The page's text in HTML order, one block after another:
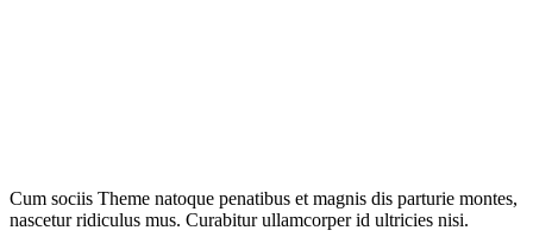
Cum sociis Theme natoque penatibus et magnis dis parturie montes,
nascetur ridiculus mus. Curabitur ullamcorper id ultricies nisi.